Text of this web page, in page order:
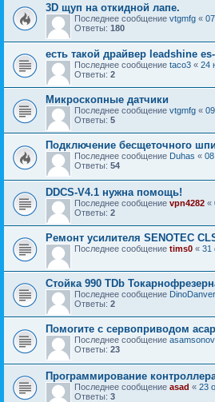
3D щуп на откидной лапе.
Последнее сообщение vtgmfg «
Ответы: 180
есть такой драйвер leadshine
Последнее сообщение taco3 « 24
Ответы: 2
Микроскопные датчики
Последнее сообщение vtgmfg «
Ответы: 5
Подключение бесщеточного
Последнее сообщение Duhas «
Ответы: 54
DDCS-V4.1 нужна помощь!
Последнее сообщение vpn4282 «
Ответы: 2
Ремонт усилителя SENOTEC
Последнее сообщение tims0 « 31
Стойка 990 TDb
Последнее сообщение DinoDanver
Ответы: 2
Помогите с сервоприводом
Последнее сообщение asamsonov
Ответы: 23
Программирование
Последнее сообщение asad « 23
Ответы: 3